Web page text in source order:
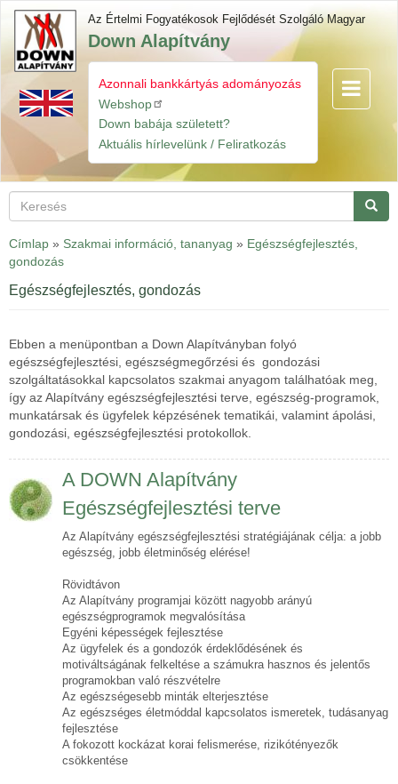
Ugrás
tartalomra
Az Értelmi Fogyatékosok Fejlődését Szolgáló Magyar
Down Alapítvány
Gyorslinkek
Azonnali bankkártyás adományozás
Webshop
Down babája született?
Aktuális hírlevelünk / Feliratkozás
Navigáció
Keresés
Címlap » Szakmai információ, tananyag » Egészségfejlesztés,
gondozás
Egészségfejlesztés, gondozás
Ebben a menüpontban a Down Alapítványban folyó
egészségfejlesztési, egészségmegőrzési és gondozási
szolgáltatásokkal kapcsolatos szakmai anyagom találhatóak meg,
így az Alapítvány egészségfejlesztési terve, egészség-programok,
munkatársak és ügyfelek képzésének tematikái, valamint ápolási,
gondozási, egészségfejlesztési protokollok.
A DOWN Alapítvány
Egészségfejlesztési terve
Az Alapítvány egészségfejlesztési stratégiájának célja: a jobb
egészség, jobb életminőség elérése!
Rövidtávon
Az Alapítvány programjai között nagyobb arányú
egészségprogramok megvalósítása
Egyéni képességek fejlesztése
Az ügyfelek és a gondozók érdeklődésének és
motiváltságának felkeltése a számukra hasznos és jelentős
programokban való részvételre
Az egészségesebb minták elterjesztése
Az egészséges életmóddal kapcsolatos ismeretek, tudásanyag
fejlesztése
A fokozott kockázat korai felismerése, rizikótényezők
csökkentése